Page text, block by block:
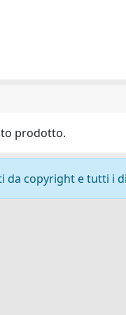
prodotto.
da copyright e tutti i